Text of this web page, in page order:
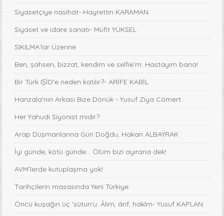
Siyasetçiye nasihat- Hayrettin KARAMAN
Siyaset ve idare sanatı- Müfit YÜKSEL
SIKILMA'lar Üzerine
Ben, şahsen, bizzat, kendim ve selfie’m: Hastayım bana!
Bir Türk IŞİD'e neden katılır?- ARİFE KABİL
Hanzala'nın Arkası Bize Dönük - Yusuf Ziya Cömert
Her Yahudi Siyonist midir?
Arap Düşmanlarına Gün Doğdu, Hakan ALBAYRAK
İyi günde, kötü günde... Ölüm bizi ayırana dek!
AVM’lerde kutuplaşma yok!
Tarihçilerin masasında Yeni Türkiye
Öncü kuşağın üç 'sütun'u: Âlim, ârif, hakîm- Yusuf KAPLAN